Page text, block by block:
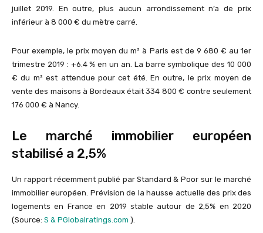
juillet 2019. En outre, plus aucun arrondissement n’a de prix
inférieur à 8 000 € du mètre carré.
Pour exemple, le prix moyen du m² à Paris est de 9 680 € au 1er
trimestre 2019 : +6.4 % en un an. La barre symbolique des 10 000
€ du m² est attendue pour cet été. En outre, le prix moyen de
vente des maisons à Bordeaux était 334 800 € contre seulement
176 000 € à Nancy.
Le marché immobilier européen
stabilisé a 2,5%
Un rapport récemment publié par Standard & Poor sur le marché
immobilier européen. Prévision de la hausse actuelle des prix des
logements en France en 2019 stable autour de 2,5% en 2020
(Source: S & PGlobalratings.com ).